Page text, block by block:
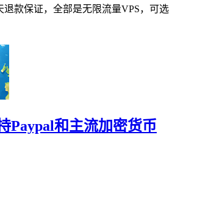
款保证，全部是无限流量VPS，可选
Paypal和主流加密货币